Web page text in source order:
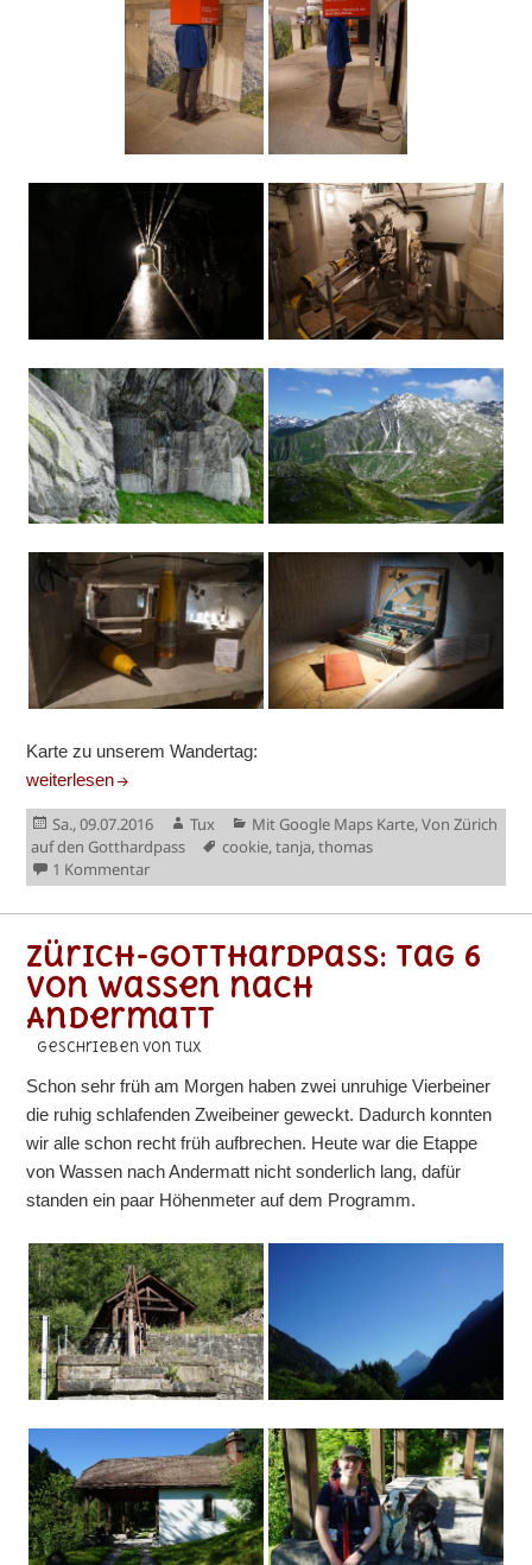
Karte zu unserem Wandertag:
Zürich-Gotthardpass: Tag 7+8 von Andermatt nach Gotthardpass
weiterlesen
Veröffentlicht
am
Sa., 09.07.2016 Autor
Tux Kategorien
Mit Google Maps Karte,Von Zürich
auf den Gotthardpass
Schlagwörter
cookie,tanja,thomas
1 Kommentarzu Zürich-Gotthardpass: Tag 7+8 von Andermatt
Zürich-Gotthardpass: Tag 6
von Wassen nach
Andermatt
geschrieben von Tux
Schon sehr früh am Morgen haben zwei unruhige Vierbeiner
die ruhig schlafenden Zweibeiner geweckt. Dadurch konnten
wir alle schon recht früh aufbrechen. Heute war die Etappe
von Wassen nach Andermatt nicht sonderlich lang, dafür
standen ein paar Höhenmeter auf dem Programm.